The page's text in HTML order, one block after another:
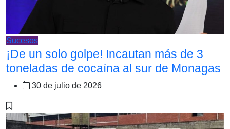
Sucesos
¡De un solo golpe! Incautan más de 3
toneladas de cocaína al sur de Monagas
30 de julio de 2026